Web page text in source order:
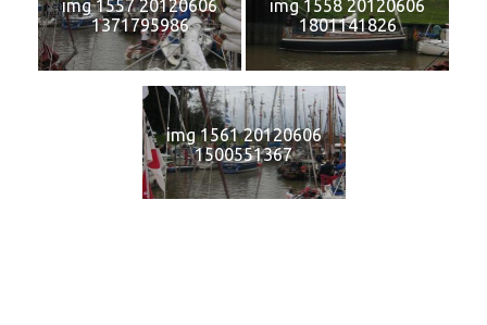
Termine
img 1557 20120606
1371795986
img 1558 20120606
1801141826
img 1561 20120606
1500551367